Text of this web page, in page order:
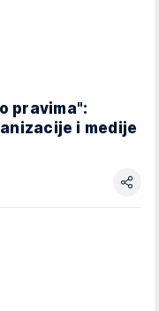
pravima":
i medije